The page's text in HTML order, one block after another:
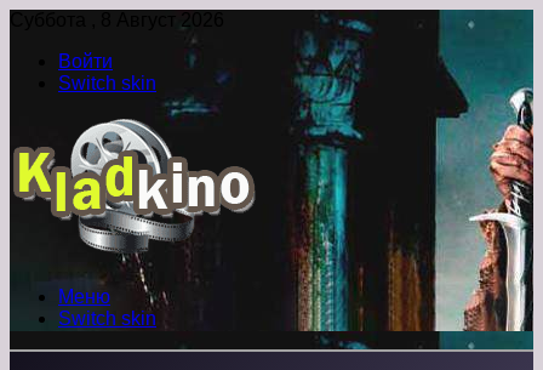
Суббота , 8 Август 2026
Войти
Switch skin
Меню
Switch skin